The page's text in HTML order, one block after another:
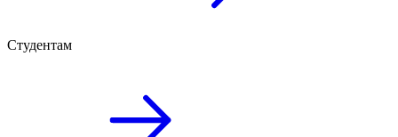
Студентам